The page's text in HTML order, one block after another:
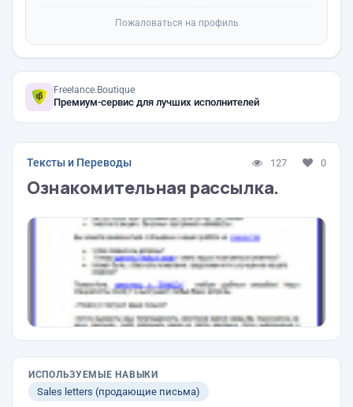
Пожаловаться на профиль
Freelance.Boutique
Премиум-сервис для лучших исполнителей
Тексты и Переводы 127 0
Ознакомительная рассылка.
ИСПОЛЬЗУЕМЫЕ НАВЫКИ
Sales letters (продающие письма)